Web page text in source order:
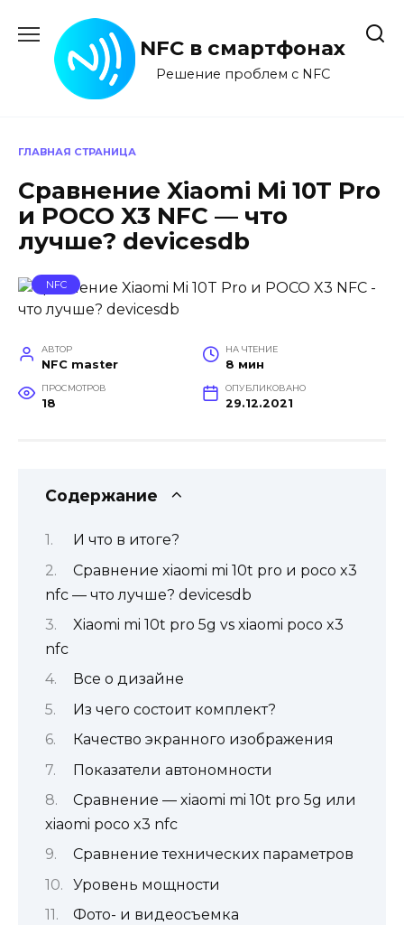
содержанию
NFC в смартфонах
Решение проблем с NFC
ГЛАВНАЯ СТРАНИЦА
Сравнение Xiaomi Mi 10T Pro
и POCO X3 NFC — что
лучше? devicesdb
NFC
АВТОР
NFC master
НА ЧТЕНИЕ
8 мин
ПРОСМОТРОВ
18
ОПУБЛИКОВАНО
29.12.2021
Содержание
И что в итоге?
Сравнение xiaomi mi 10t pro и poco x3
nfc — что лучше? devicesdb
Xiaomi mi 10t pro 5g vs xiaomi poco x3
nfc
Все о дизайне
Из чего состоит комплект?
Качество экранного изображения
Показатели автономности
Сравнение — xiaomi mi 10t pro 5g или
xiaomi poco x3 nfc
Сравнение технических параметров
Уровень мощности
Фото- и видеосъемка